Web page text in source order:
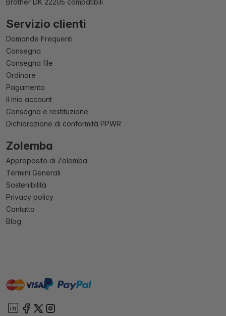
Brother DK 22205 compatibili
Servizio clienti
Domande Frequenti
Consegna
Consegna file
Ordinare
Pagamento
Il mio account
Consegna e restituzione
Dichiarazione di conformità PPWR
Zolemba
Approposito di Zolemba
Termini Generali
Sostenibilità
Privacy policy
Contatto
Blog
mastervisa paypal